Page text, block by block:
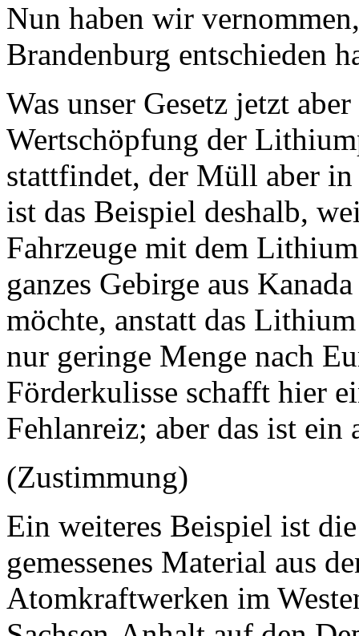
Nun haben wir
Brandenburg entschieden
Was unser Gesetz jetzt
Wertschöpfung der
stattfindet, der Müll aber
ist das Beispiel deshalb,
Fahrzeuge mit dem
ganzes Gebirge aus
möchte, anstatt das
nur geringe Menge nach
Förderkulisse schafft hier
Fehlanreiz; aber das ist ein
(Zustimmung)
Ein weiteres Beispiel ist
gemessenes Material aus
Atomkraftwerken im